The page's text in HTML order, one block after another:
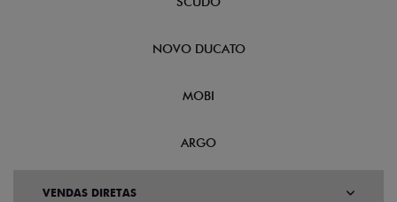
NOVO DUCATO
MOBI
ARGO
VENDAS DIRETAS